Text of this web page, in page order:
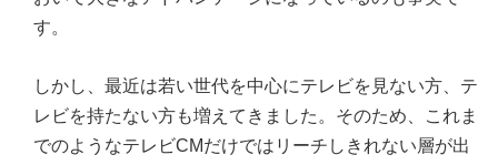
す。
しかし、最近は若い世代を中心にテレビを見ない方、テ
レビを持たない方も増えてきました。そのため、これま
でのようなテレビCMだけではリーチしきれない層が出